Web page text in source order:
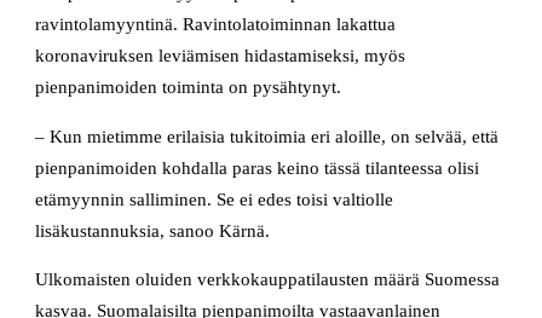
ravintolamyyntinä. Ravintolatoiminnan lakattua
koronaviruksen leviämisen hidastamiseksi, myös
pienpanimoiden toiminta on pysähtynyt.
– Kun mietimme erilaisia tukitoimia eri aloille, on selvää, että
pienpanimoiden kohdalla paras keino tässä tilanteessa olisi
etämyynnin salliminen. Se ei edes toisi valtiolle
lisäkustannuksia, sanoo Kärnä.
Ulkomaisten oluiden verkkokauppatilausten määrä Suomessa
kasvaa. Suomalaisilta pienpanimoilta vastaavanlainen